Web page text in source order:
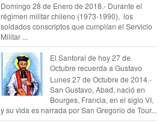
Domingo 28 de Enero de 2018.- Durante el
régimen militar chileno (1973-1990), los
soldados conscriptos que cumplían el Servicio
Militar ...
El Santoral de hoy 27 de
Octubre recuerda a Gustavo
Lunes 27 de Octubre de 2014.-
San Gustavo, Abad, nació en
Bourges, Francia, en el siglo VI,
y su vida es narrada por San Gregorio de Tour...